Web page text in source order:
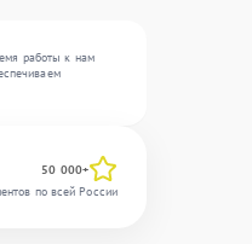
работы к нам
50 000+
по всей России